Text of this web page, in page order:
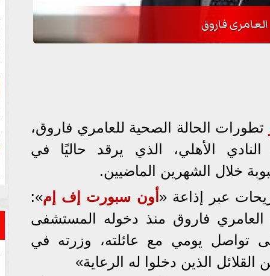
العامرى فاروق
تطورات الحالة الصحية للعامري فاروق،
الأهلي، الذي يرقد حاليًا في
خلال الشهرين الماضيين.
عبر إذاعة « أون سبورت إف إم»:
العامري فاروق منذ دخوله المستشفى
تواصل يومي مع عائلته، وزرته في
الذين دخلوا له الرعاية»